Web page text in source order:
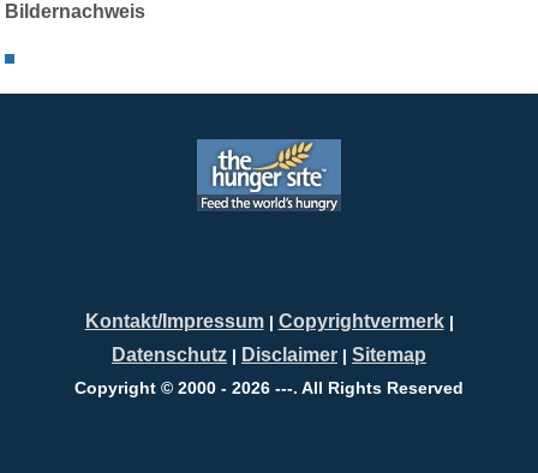
Bildernachweis
Kontakt/Impressum| Copyrightvermerk|
Datenschutz | Disclaimer | Sitemap
Copyright © 2000 - 2026 ---. All Rights Reserved